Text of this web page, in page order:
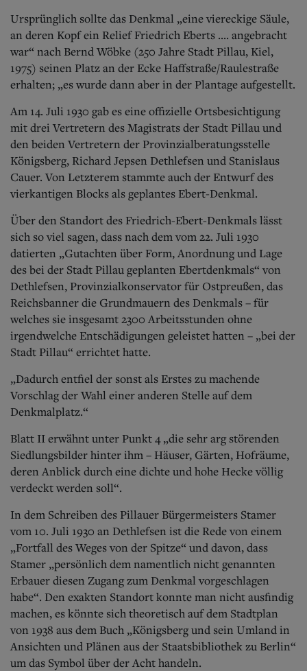
Ursprünglich sollte das Denkmal „eine viereckige Säule,
an deren Kopf ein Relief Friedrich Eberts .... angebracht
war“ nach Bernd Wöbke (250 Jahre Stadt Pillau, Kiel,
1975) seinen Platz an der Ecke Haffstraße/Raulestraße
erhalten; „es wurde dann aber in der Plantage aufgestellt.
Am 14. Juli 1930 gab es eine offizielle Ortsbesichtigung
mit drei Vertretern des Magistrats der Stadt Pillau und
den beiden Vertretern der Provinzialberatungsstelle
Königsberg, Richard Jepsen Dethlefsen und Stanislaus
Cauer. Von Letzterem stammte auch der Entwurf des
vierkantigen Blocks als geplantes Ebert-Denkmal.
Über den Standort des Friedrich-Ebert-Denkmals lässt
sich so viel sagen, dass nach dem vom 22. Juli 1930
datierten „Gutachten über Form, Anordnung und Lage
des bei der Stadt Pillau geplanten Ebertdenkmals“ von
Dethlefsen, Provinzialkonservator für Ostpreußen, das
Reichsbanner die Grundmauern des Denkmals – für
welches sie insgesamt 2300 Arbeitsstunden ohne
irgendwelche Entschädigungen geleistet hatten – „bei der
Stadt Pillau“ errichtet hatte.
„Dadurch entfiel der sonst als Erstes zu machende
Vorschlag der Wahl einer anderen Stelle auf dem
Denkmalplatz.“
Blatt II erwähnt unter Punkt 4 „die sehr arg störenden
Siedlungsbilder hinter ihm – Häuser, Gärten, Hofräume,
deren Anblick durch eine dichte und hohe Hecke völlig
verdeckt werden soll“.
In dem Schreiben des Pillauer Bürgermeisters Stamer
vom 10. Juli 1930 an Dethlefsen ist die Rede von einem
„Fortfall des Weges von der Spitze“ und davon, dass
Stamer „persönlich dem namentlich nicht genannten
Erbauer diesen Zugang zum Denkmal vorgeschlagen
habe“. Den exakten Standort konnte man nicht ausfindig
machen, es könnte sich theoretisch auf dem Stadtplan
von 1938 aus dem Buch „Königsberg und sein Umland in
Ansichten und Plänen aus der Staatsbibliothek zu Berlin“
um das Symbol über der Acht handeln.